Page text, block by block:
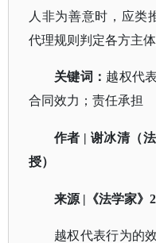
人非为善意时，应类
代理规则判定各方主
关键词： 越权代
合同效力；责任承担
作者 | 谢冰清（
授）
来源 |《法学家》
越权代表行为的